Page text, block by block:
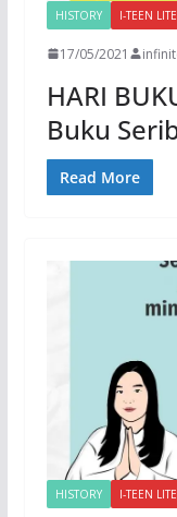
HISTORY I-TEEN
17/05/2021
HARI
Buku
Read More
HISTORY I-TEEN